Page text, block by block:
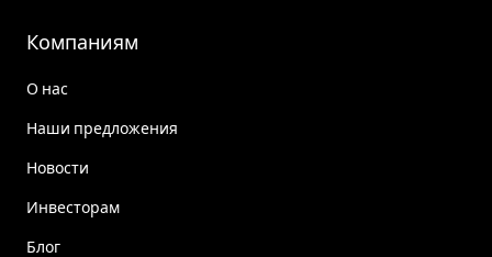
Компаниям
О нас
Наши предложения
Новости
Инвесторам
Блог